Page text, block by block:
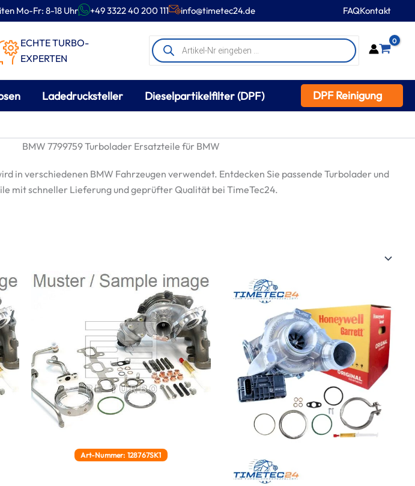
Mo-Fr: 8-18 Uhr +49 3322 40 200 111 info@timetec24.de FAQKontakt
ECHTE TURBO-
EXPERTEN
Products
search
0
Ladedrucksteller Dieselpartikelfilter (DPF) DPF Reinigung
BMW 7799759 Turbolader Ersatzteile für BMW
in verschiedenen BMW Fahrzeugen verwendet. Entdecken Sie passende Turbolader und
mit schneller Lieferung und geprüfter Qualität bei TimeTec24.
Art-Nummer: 128767SK1